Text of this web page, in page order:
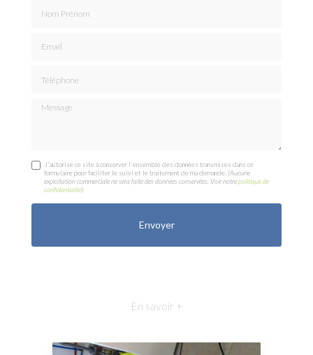
Message
J'autorise ce site à conserver l'ensemble des données transmises dans ce
formulaire pour faciliter le suivi et le traitement de ma demande.(Aucune
exploitation commerciale ne sera faite des données conservées. Voir notrepolitique de
confidentialité)
En savoir +